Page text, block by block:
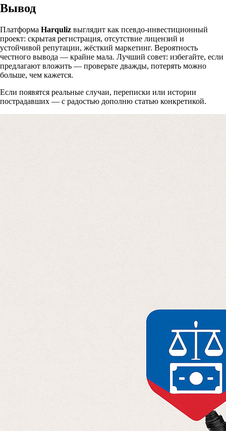
Получите бесплатную консультацию по
средств
Политикой
Вывод
Платформа Harquliz выглядит как псевдо‑инвестиционный
проект: скрытая регистрация, отсутствие лицензий и
устойчивой репутации, жёсткий маркетинг. Вероятность
честного вывода — крайне мала. Лучший совет: избегайте, если
предлагают вложить — проверьте дважды, потерять можно
больше, чем кажется.
Если появятся реальные случаи, переписки или истории
пострадавших — с радостью дополню статью конкретикой.